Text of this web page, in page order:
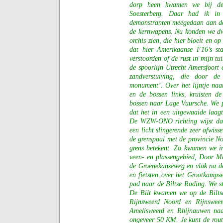
dorp heen kwamen we bij
Soesterberg. Daar had ik in
demonstranten meegedaan aan
de kernwapens. Nu konden we
orchis zien, die hier bloeit en
dat hier Amerikaanse F16’s
verstoorden of de rust in mijn
de spoorlijn Utrecht Amersfoort
zandverstuiving, die door
monument’. Over het lijntje
en de bossen links, kruisten
bossen naar Lage Vuursche. We
dat het in een uitgewaaide
De WZW-ONO richting wijst
een licht slingerende zeer
de grenspaal met de provincie
grens betekent. Zo kwamen we
veen- en plassengebied, Door
de Groenekanseweg en vlak na
en fietsten over het
pad naar de Biltse Rading. We
De Bilt kwamen we op de
Rijnsweerd Noord en
Amelisweerd en Rhijnauwen
ongeveer 50 KM. Je kunt de